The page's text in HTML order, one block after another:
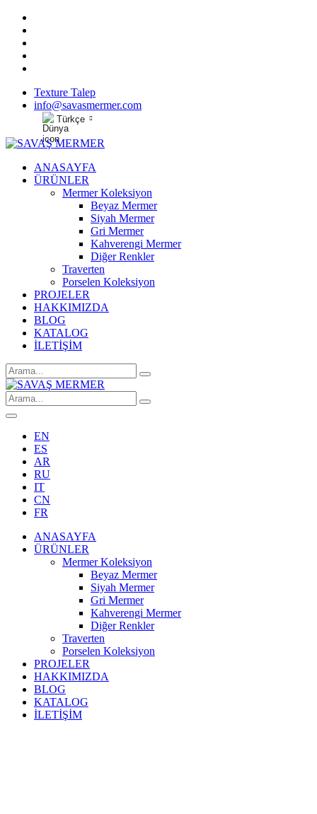
Texture Talep
info@savasmermer.com
Türkçe
ANASAYFA
ÜRÜNLER
Mermer Koleksiyon
Beyaz Mermer
Siyah Mermer
Gri Mermer
Kahverengi Mermer
Diğer Renkler
Traverten
Porselen Koleksiyon
PROJELER
HAKKIMIZDA
BLOG
KATALOG
İLETİŞİM
EN
ES
AR
RU
IT
CN
FR
ANASAYFA
ÜRÜNLER
Mermer Koleksiyon
Beyaz Mermer
Siyah Mermer
Gri Mermer
Kahverengi Mermer
Diğer Renkler
Traverten
Porselen Koleksiyon
PROJELER
HAKKIMIZDA
BLOG
KATALOG
İLETİŞİM